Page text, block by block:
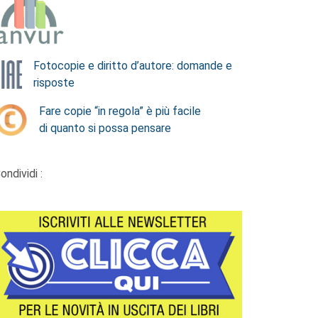
Fotocopie e diritto d’autore: domande e
risposte
Fare copie “in regola” è più facile
di quanto si possa pensare
: